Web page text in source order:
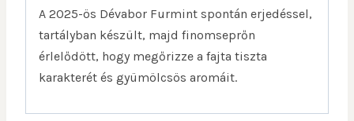
A 2025-ös Dévabor Furmint spontán erjedéssel,
tartályban készült, majd finomseprőn
érlelődött, hogy megőrizze a fajta tiszta
karakterét és gyümölcsös aromáit.